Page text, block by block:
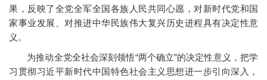
果，反映了全党全军全国各族人民共同心愿，对新时代党和国
家事业发展、对推进中华民族伟大复兴历史进程具有决定性意
义。
为推动全党全社会深刻领悟“两个确立”的决定性意义，把学
习贯彻习近平新时代中国特色社会主义思想进一步引向深入，